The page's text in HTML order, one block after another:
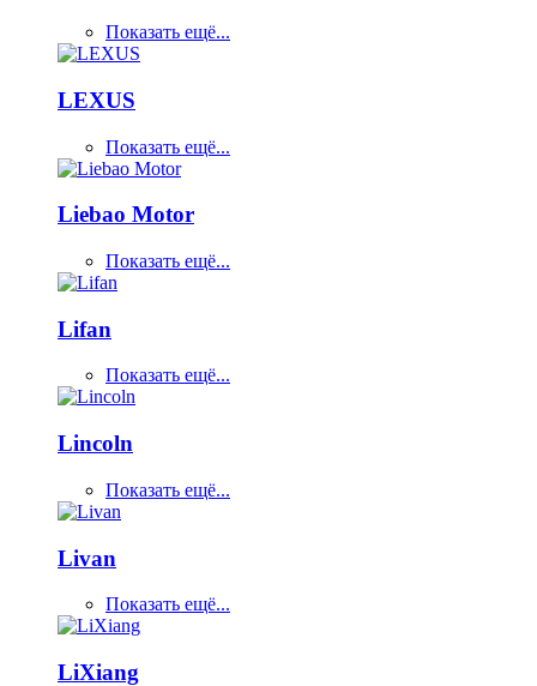
Показать ещё...
LEXUS
Показать ещё...
Liebao Motor
Показать ещё...
Lifan
Показать ещё...
Lincoln
Показать ещё...
Livan
Показать ещё...
LiXiang